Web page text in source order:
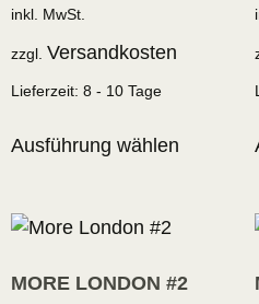
inkl. MwSt.
zzgl. Versandkosten
Lieferzeit: 8 - 10 Tage
Ausführung wählen
MORE LONDON #2